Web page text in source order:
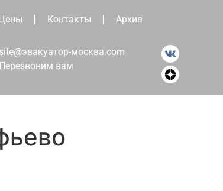
Контакты Архив
site@эвакуатор-москва.com
Перезвоним вам